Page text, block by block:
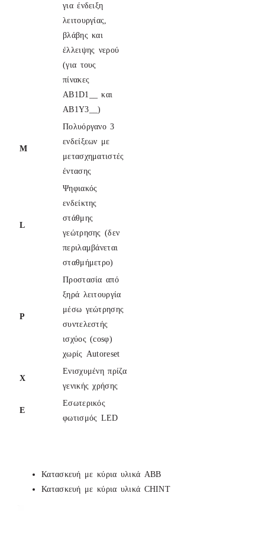
για ένδειξη
λειτουργίας,
βλάβης και
έλλειψης νερού
(για τους
πίνακες
ΑB1D1__ και
AB1Y3__)
M
Πολυόργανο 3
ενδείξεων με
μετασχηματιστές
έντασης
L
Ψηφιακός
ενδείκτης
στάθμης
γεώτρησης (δεν
περιλαμβάνεται
σταθμήμετρο)
P
Προστασία από
ξηρά λειτουργία
μέσω γεώτρησης
συντελεστής
ισχύος (cosφ)
χωρίς Autoreset
Χ
Ενισχυμένη πρίζα
γενικής χρήσης
Ε
Εσωτερικός
φωτισμός LED
Κατασκευή με κύρια υλικά ABB
Κατασκευή με κύρια υλικά CHINT